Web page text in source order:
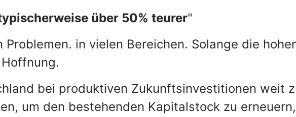
über 50% teurer"
in vielen Bereichen. Solange die
bei produktiven Zukunftsinvestitionen weit
um den bestehenden Kapitalstock zu